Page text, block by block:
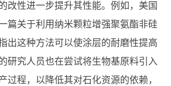
改性进一步提升其性能。例如，美国
篇关于利用纳米颗粒增强聚氨酯非硅
出这种方法可以使涂层的耐磨性提高
研究人员也在尝试将生物基原料引入
过程，以降低其对石化资源的依赖，